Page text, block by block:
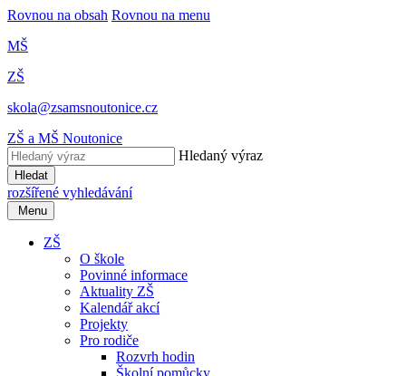
Rovnou na obsah Rovnou na menu
MŠ
ZŠ
skola@zsamsnoutonice.cz
ZŠ a MŠ Noutonice
Hledaný výraz
Hledat
rozšířené vyhledávání
Menu
ZŠ
O škole
Povinné informace
Aktuality ZŠ
Kalendář akcí
Projekty
Pro rodiče
Rozvrh hodin
Školní pomůcky